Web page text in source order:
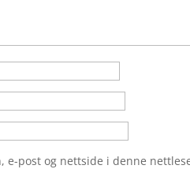
e-post og nettside i denne